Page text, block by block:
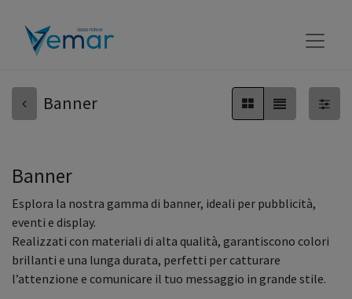
Banner
Banner
Esplora la nostra gamma di banner, ideali per pubblicità,
eventi e display.
Realizzati con materiali di alta qualità, garantiscono colori
brillanti e una lunga durata, perfetti per catturare
l’attenzione e comunicare il tuo messaggio in grande stile.